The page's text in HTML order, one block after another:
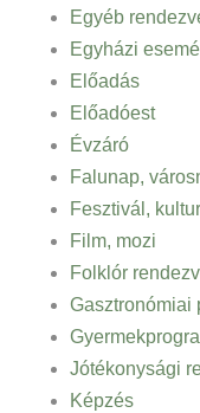
Egyéb
Egyházi
Előadás
Előadóest
Évzáró
Falunap,
Fesztivál,
Film, mozi
Folklór
Gasztronómiai
Jótékonysági
Képzés